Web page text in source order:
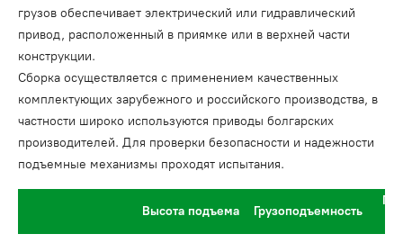
грузов обеспечивает электрический или гидравлический
привод, расположенный в приямке или в верхней части
конструкции.
Сборка осуществляется с применением качественных
комплектующих зарубежного и российского производства, в
частности широко используются приводы болгарских
производителей. Для проверки безопасности и надежности
подъемные механизмы проходят испытания.
Высота подъема Грузоподъемность